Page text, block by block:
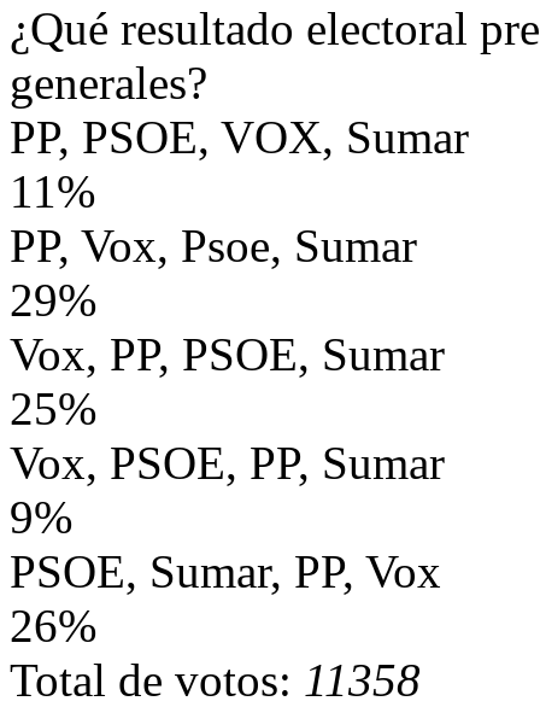
¿Qué resultado electoral
generales?
PP, PSOE, VOX, Sumar
11%
PP, Vox, Psoe, Sumar
29%
Vox, PP, PSOE, Sumar
25%
Vox, PSOE, PP, Sumar
9%
PSOE, Sumar, PP, Vox
26%
Total de votos: 11358